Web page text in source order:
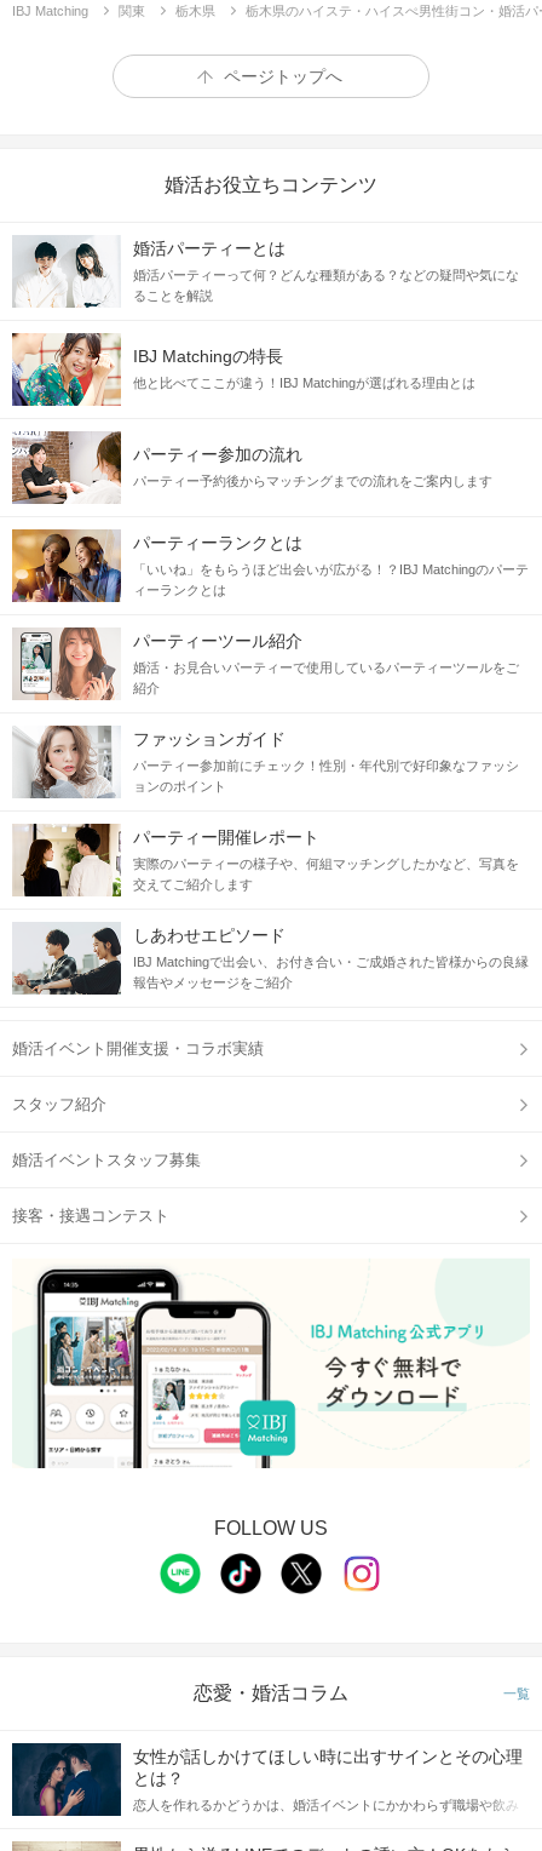
IBJ Matching 関東 栃木県 栃木県のハイステ・ハイスぺ男性街コン・婚活パ
ページトップへ
婚活お役立ちコンテンツ
婚活パーティーとは
婚活パーティーって何？どんな種類がある？などの疑問や気にな
ることを解説
IBJ Matchingの特長
他と比べてここが違う！IBJ Matchingが選ばれる理由とは
パーティー参加の流れ
パーティー予約後からマッチングまでの流れをご案内します
パーティーランクとは
「いいね」をもらうほど出会いが広がる！？IBJ Matchingのパーテ
ィーランクとは
パーティーツール紹介
婚活・お見合いパーティーで使用しているパーティーツールをご
紹介
ファッションガイド
パーティー参加前にチェック！性別・年代別で好印象なファッシ
ョンのポイント
パーティー開催レポート
実際のパーティーの様子や、何組マッチングしたかなど、写真を
交えてご紹介します
しあわせエピソード
IBJ Matchingで出会い、お付き合い・ご成婚された皆様からの良縁
報告やメッセージをご紹介
婚活イベント開催支援・コラボ実績
スタッフ紹介
婚活イベントスタッフ募集
接客・接遇コンテスト
FOLLOW US
恋愛・婚活コラム 一覧
女性が話しかけてほしい時に出すサインとその心理
とは？
恋人を作れるかどうかは、婚活イベントにかかわらず職場や飲み
てアプローチできるかにも左右されます。 これから恋人作りを本